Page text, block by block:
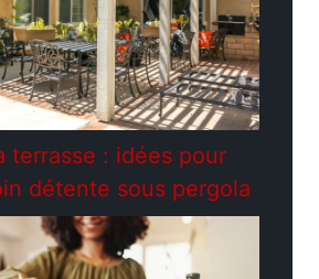
terrasse : idées pour
détente sous pergola